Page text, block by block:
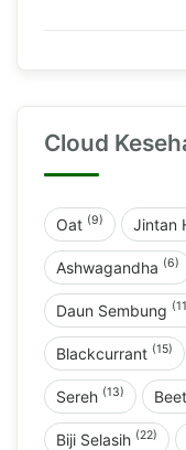
Cloud
Oat (9) Jintan
Ashwagandha (6)
Daun Sembung
Blackcurrant (15)
Sereh (13)
Biji Selasih (22)